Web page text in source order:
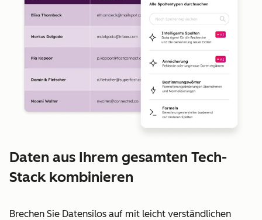
Daten aus Ihrem gesamten Tech-
Stack kombinieren
Brechen Sie Datensilos auf mit leicht verständlichen